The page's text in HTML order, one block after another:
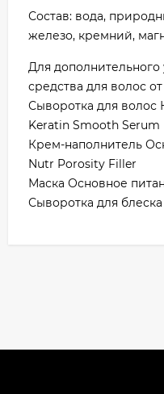
Состав: вода,
железо, кремний,
Для дополнительного
средства для волос
Сыворотка для волос
Keratin Smooth Serum
Крем-наполнитель
Nutr Porosity Filler
Маска Основное
Сыворотка для